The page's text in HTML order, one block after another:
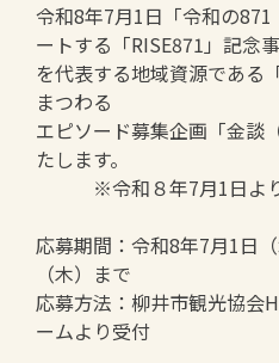
令和8年7月1日「令和の
ートする「RISE871」記念
を代表する地域資源である
まつわる
エピソード募集企画「金談
たします。
※令和８年7月1日より
応募期間：令和8年7月1日
（木）まで
応募方法：柳井市観光協会
ームより受付